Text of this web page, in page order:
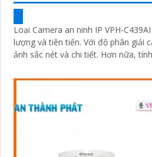
Loại Camera an ninh IP VPH-
lượng và tiên tiến. Với độ phân giải cao 4K, nó cung cấp hình
ảnh sắc nét và chi